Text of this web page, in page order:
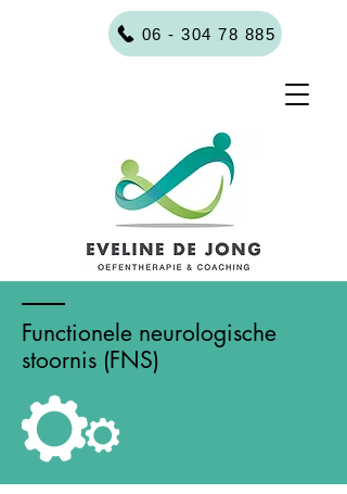
06 - 304 78 885
Functionele neurologische
stoornis (FNS)